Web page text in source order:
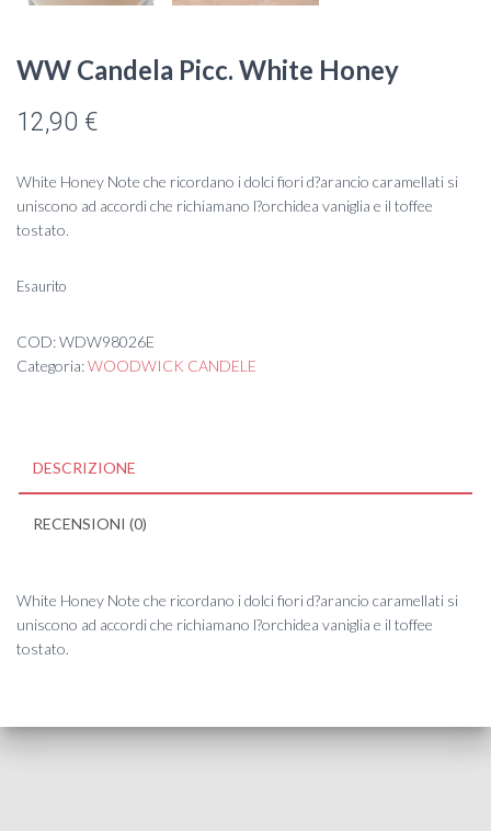
WW Candela Picc. White Honey
12,90 €
White Honey Note che ricordano i dolci fiori d?arancio caramellati si
uniscono ad accordi che richiamano l?orchidea vaniglia e il toffee
tostato.
Esaurito
COD:WDW98026E
Categoria:WOODWICK CANDELE
DESCRIZIONE
RECENSIONI (0)
White Honey Note che ricordano i dolci fiori d?arancio caramellati si
uniscono ad accordi che richiamano l?orchidea vaniglia e il toffee
tostato.